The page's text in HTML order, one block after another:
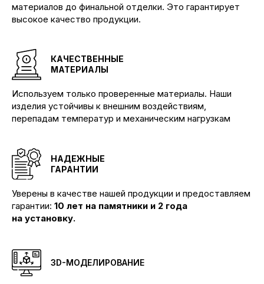
материалов до финальной отделки. Это гарантирует
высокое качество продукции.
КАЧЕСТВЕННЫЕ
МАТЕРИАЛЫ
Используем только проверенные материалы. Наши
изделия устойчивы к внешним воздействиям,
перепадам температур и механическим нагрузкам
НАДЕЖНЫЕ
ГАРАНТИИ
Уверены в качестве нашей продукции и предоставляем
гарантии: 10 лет на памятники и 2 года
на установку.
3D-МОДЕЛИРОВАНИЕ